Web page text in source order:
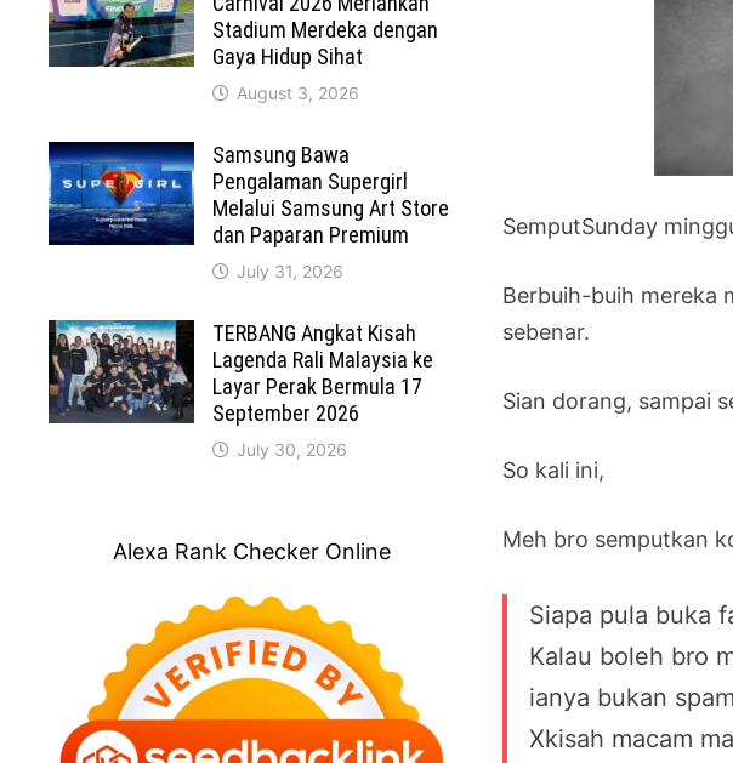
SemputSunday
Berbuih-buih mereka
sebenar.
Sian dorang, sampai
So kali ini,
Meh bro semputkan
Siapa pula buka
Kalau boleh bro
ianya bukan
Xkisah macam
Stadium Merdeka dengan
Gaya Hidup Sihat
August 3, 2026
Samsung Bawa
Pengalaman Supergirl
Melalui Samsung Art Store
dan Paparan Premium
July 31, 2026
TERBANG Angkat Kisah
Lagenda Rali Malaysia ke
Layar Perak Bermula 17
September 2026
July 30, 2026
Alexa Rank Checker Online